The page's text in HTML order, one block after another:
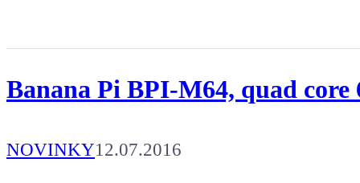
Banana Pi BPI-M64, quad
NOVINKY12.07.2016